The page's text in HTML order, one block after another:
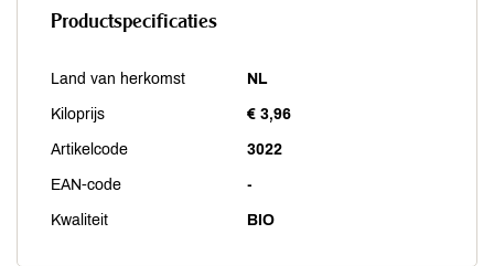
Productspecificaties
Land van herkomst NL
Kiloprijs € 3,96
Artikelcode 3022
EAN-code -
Kwaliteit BIO